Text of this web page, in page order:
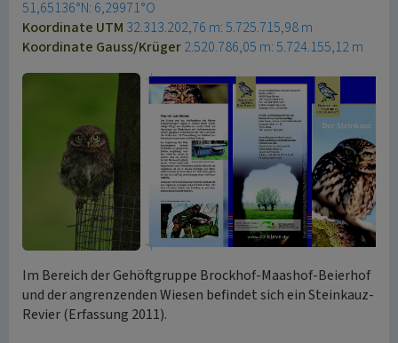
51,65136°N: 6,29971°O
Koordinate UTM 32.313.202,76 m: 5.725.715,98 m
Koordinate Gauss/Krüger2.520.786,05 m: 5.724.155,12 m
Im Bereich der Gehöftgruppe Brockhof-Maashof-Beierhof
und der angrenzenden Wiesen befindet sich ein Steinkauz-
Revier (Erfassung 2011).